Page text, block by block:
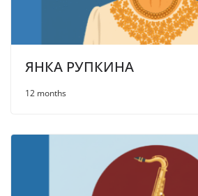
ЯНКА РУПКИНА
12 months